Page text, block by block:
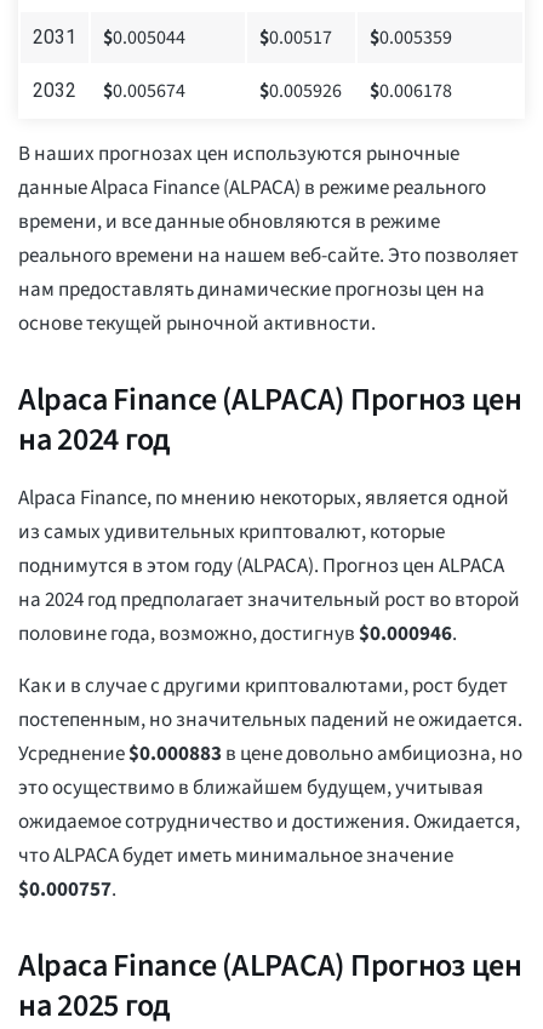
2031 $0.005044 $0.00517 $0.005359
2032 $0.005674 $0.005926 $0.006178
В наших прогнозах цен используются рыночные
данные Alpaca Finance (ALPACA) в режиме реального
времени, и все данные обновляются в режиме
реального времени на нашем веб-сайте. Это позволяет
нам предоставлять динамические прогнозы цен на
основе текущей рыночной активности.
Alpaca Finance (ALPACA) Прогноз цен
на 2024 год
Alpaca Finance, по мнению некоторых, является одной
из самых удивительных криптовалют, которые
поднимутся в этом году (ALPACA). Прогноз цен ALPACA
на 2024 год предполагает значительный рост во второй
половине года, возможно, достигнув$0.000946.
Как и в случае с другими криптовалютами, рост будет
постепенным, но значительных падений не ожидается.
Усреднение$0.000883 в цене довольно амбициозна, но
это осуществимо в ближайшем будущем, учитывая
ожидаемое сотрудничество и достижения. Ожидается,
что ALPACA будет иметь минимальное значение
$0.000757.
Alpaca Finance (ALPACA) Прогноз цен
на 2025 год